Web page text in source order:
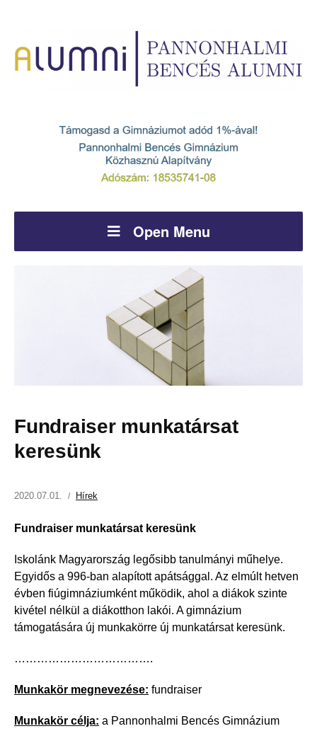
Open Menu
Fundraiser munkatársat
keresünk
2020.07.01. Hírek
Fundraiser munkatársat keresünk
Iskolánk Magyarország legősibb tanulmányi műhelye.
Egyidős a 996-ban alapított apátsággal. Az elmúlt hetven
évben fiúgimnáziumként működik, ahol a diákok szinte
kivétel nélkül a diákotthon lakói. A gimnázium
támogatására új munkakörre új munkatársat keresünk.
……………………………….
Munkakör megnevezése: fundraiser
Munkakör célja: a Pannonhalmi Bencés Gimnázium